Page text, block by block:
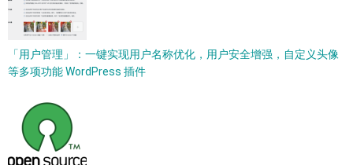
「用户管理」：一键实现用户名称优化，用户安全增强，自定义头像
等多项功能 WordPress 插件